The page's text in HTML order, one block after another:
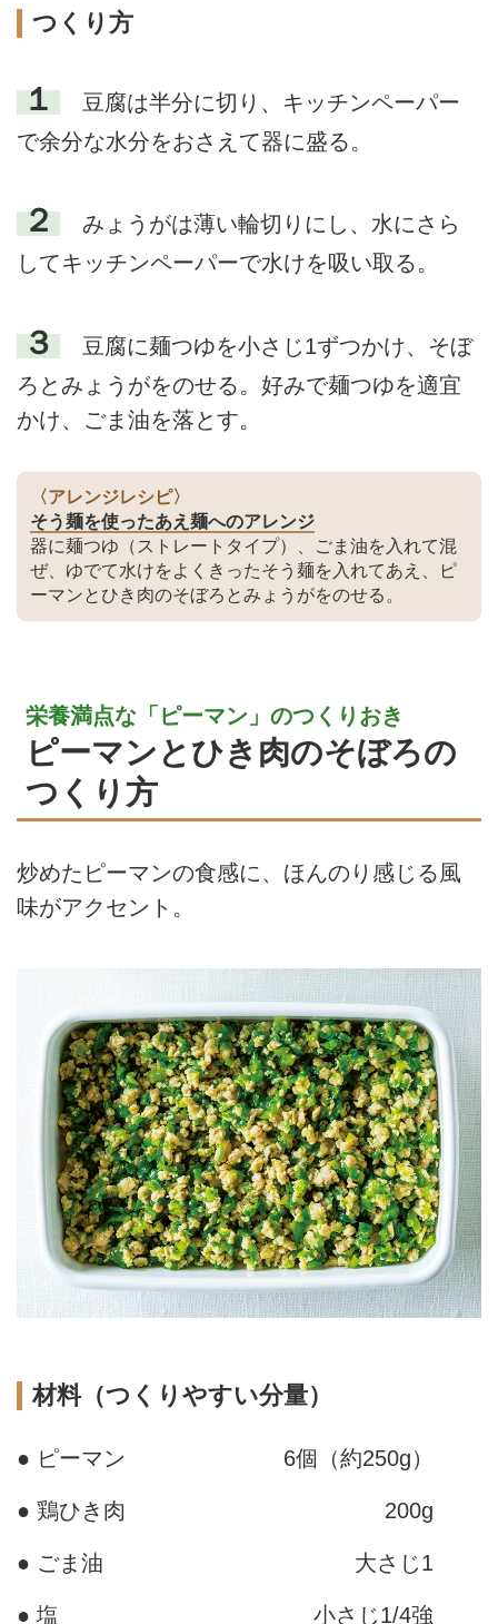
つくり方
１
豆腐は半分に切り、キッチンペーパー
で余分な水分をおさえて器に盛る。
２
みょうがは薄い輪切りにし、水にさら
してキッチンペーパーで水けを吸い取る。
３
豆腐に麺つゆを小さじ1ずつかけ、そぼ
ろとみょうがをのせる。好みで麺つゆを適宜
かけ、ごま油を落とす。
〈アレンジレシピ〉
そう麺を使ったあえ麺へのアレンジ
器に麺つゆ（ストレートタイプ）、ごま油を入れて混
ぜ、ゆでて水けをよくきったそう麺を入れてあえ、ピ
ーマンとひき肉のそぼろとみょうがをのせる。
栄養満点な「ピーマン」のつくりおき
ピーマンとひき肉のそぼろの
つくり方
炒めたピーマンの食感に、ほんのり感じる風
味がアクセント。
材料（つくりやすい分量）
● ピーマン 6個（約250g）
● 鶏ひき肉 200g
● ごま油 大さじ1
● 塩 小さじ1/4強